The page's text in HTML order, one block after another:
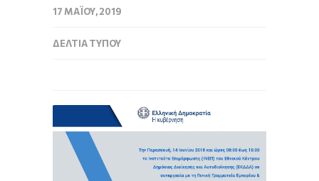
17 ΜΑΪ́ΟΥ, 2019
ΔΕΛΤΊΑ ΤΎΠΟΥ